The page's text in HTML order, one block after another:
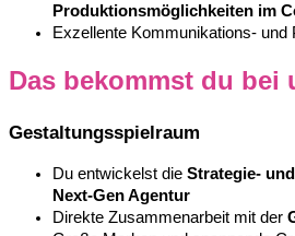
Produktionsmöglichkeiten im
Exzellente Kommunikations- und
Das bekommst du bei
Gestaltungsspielraum
Du entwickelst die Strategie-
Next-Gen Agentur
Direkte Zusammenarbeit mit der